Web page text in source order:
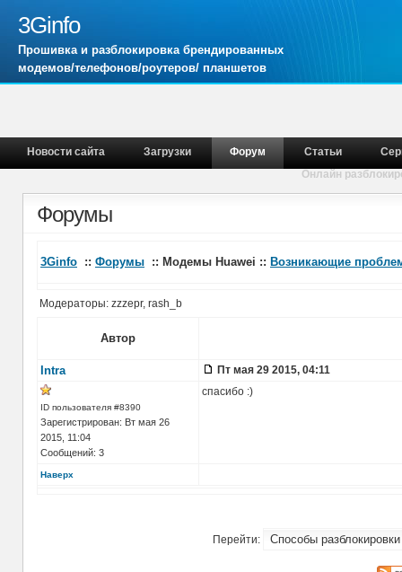
3Ginfo
Прошивка и разблокировка брендированных
модемов/телефонов/роутеров/ планшетов
Новости сайта Загрузки Форум Статьи
Онлайн
Форумы
3Ginfo :: Форумы :: Модемы Huawei :: Возникающие
Модераторы: zzzepr, rash_b
Автор
Intra Пт мая 29 2015, 04:11
ID пользователя #8390
Зарегистрирован: Вт мая 26
2015, 11:04
Сообщений: 3
спасибо :)
Наверх
Перейти: